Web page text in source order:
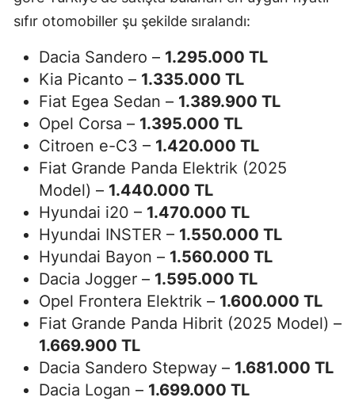
sıfır otomobiller şu şekilde sıralandı:
Dacia Sandero – 1.295.000 TL
Kia Picanto – 1.335.000 TL
Fiat Egea Sedan – 1.389.900 TL
Opel Corsa – 1.395.000 TL
Citroen e-C3 – 1.420.000 TL
Fiat Grande Panda Elektrik (2025
Model) – 1.440.000 TL
Hyundai i20 – 1.470.000 TL
Hyundai INSTER – 1.550.000 TL
Hyundai Bayon – 1.560.000 TL
Dacia Jogger – 1.595.000 TL
Opel Frontera Elektrik – 1.600.000 TL
Fiat Grande Panda Hibrit (2025 Model) –
1.669.900 TL
Dacia Sandero Stepway – 1.681.000 TL
Dacia Logan – 1.699.000 TL